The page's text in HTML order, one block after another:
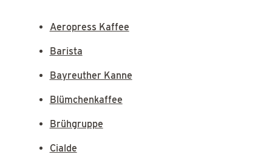
Aeropress Kaffee
Barista
Bayreuther Kanne
Blümchenkaffee
Brühgruppe
Cialde